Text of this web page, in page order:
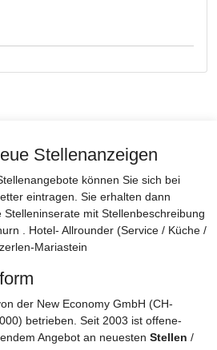
Stellenanzeigen
können Sie sich bei
eintragen. Sie erhalten dann
mit Stellenbeschreibung
. Hotel- Allrounder (Service / Küche /
Mariastein
der New Economy GmbH (CH-
betrieben. Seit 2003 ist offene-
Angebot an neuesten Stellen /